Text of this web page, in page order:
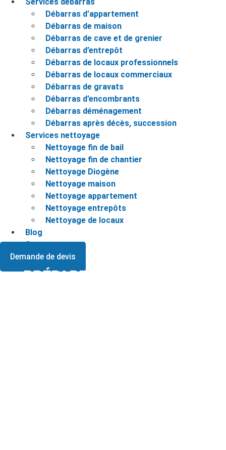
Services débarras
Débarras d’appartement
Débarras de maison
Débarras de cave et de grenier
Débarras d’entrepôt
Débarras de locaux professionnels
Débarras de locaux commerciaux
Débarras de gravats
Débarras d’encombrants
Débarras déménagement
Débarras après décès, succession
Services nettoyage
Nettoyage fin de bail
Nettoyage fin de chantier
Nettoyage Diogène
Nettoyage maison
Nettoyage appartement
Nettoyage entrepôts
Nettoyage de locaux
Blog
Contact
Demande de devis
PRÉPARER UN LOGEMENT